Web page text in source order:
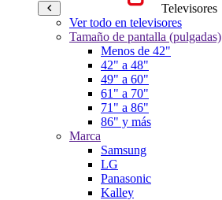
Televisores
Ver todo en televisores
Tamaño de pantalla (pulgadas)
Menos de 42"
42" a 48"
49" a 60"
61" a 70"
71" a 86"
86" y más
Marca
Samsung
LG
Panasonic
Kalley